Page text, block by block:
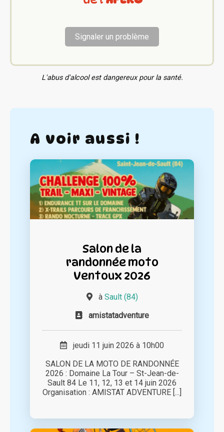
Signaler un problème
L'abus d'alcool est dangereux pour la santé.
A voir aussi !
Salon de la
randonnée moto
Ventoux 2026
à Sault (84)
amistatadventure
jeudi 11 juin 2026 à 10h00
SALON DE LA MOTO DE RANDONNÉE
2026 : Domaine La Tour – St-Jean-de-
Sault 84 Le 11, 12, 13 et 14 juin 2026
Organisation : AMISTAT ADVENTURE [...]